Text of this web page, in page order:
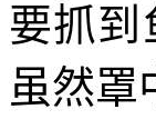
要抓到
虽然罩